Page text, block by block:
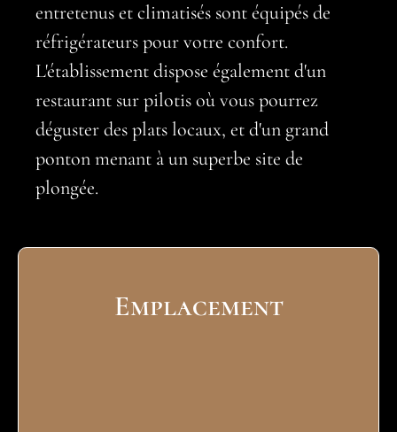
entretenus et climatisés sont équipés de
réfrigérateurs pour votre confort.
L'établissement dispose également d'un
restaurant sur pilotis où vous pourrez
déguster des plats locaux, et d'un grand
ponton menant à un superbe site de
plongée.
Emplacement